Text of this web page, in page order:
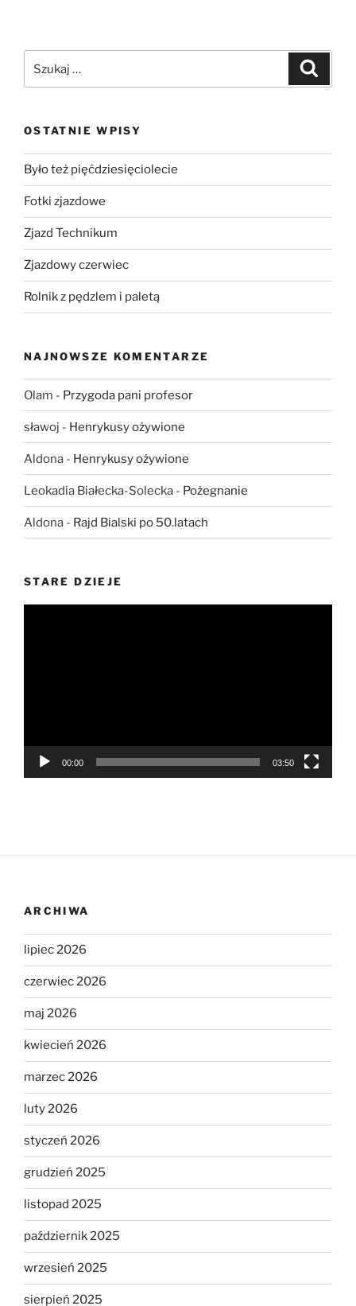
OSTATNIE WPISY
Było też pięćdziesięciolecie
Fotki zjazdowe
Zjazd Technikum
Zjazdowy czerwiec
Rolnik z pędzlem i paletą
NAJNOWSZE KOMENTARZE
Olam - Przygoda pani profesor
sławoj - Henrykusy ożywione
Aldona - Henrykusy ożywione
Leokadia Białecka-Solecka - Pożegnanie
Aldona - Rajd Bialski po 50.latach
STARE DZIEJE
00:00 03:50
ARCHIWA
lipiec 2026
czerwiec 2026
maj 2026
kwiecień 2026
marzec 2026
luty 2026
styczeń 2026
grudzień 2025
listopad 2025
październik 2025
wrzesień 2025
sierpień 2025